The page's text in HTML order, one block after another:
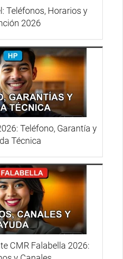
Teléfonos, Horarios y
2026
Teléfono, Garantía y
Técnica
CMR Falabella 2026: